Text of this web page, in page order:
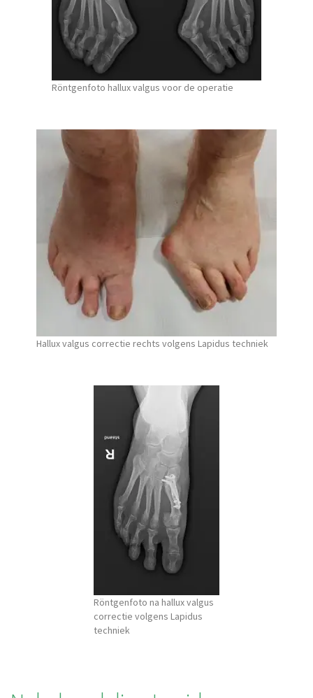
Röntgenfoto hallux valgus voor de operatie
Hallux valgus correctie rechts volgens Lapidus techniek
Röntgenfoto na hallux valgus
correctie volgens Lapidus
techniek